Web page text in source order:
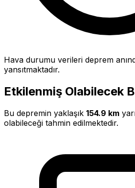
Hava durumu verileri deprem
yansıtmaktadır.
Etkilenmiş Olabilecek
Bu depremin yaklaşık 154.9 km
olabileceği tahmin edilmektedir.